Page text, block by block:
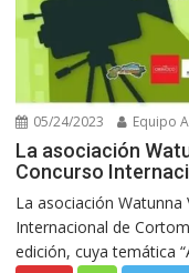
05/24/2023 Equipo
La asociación
Concurso
La asociación Watunna
Internacional de
edición, cuya temática